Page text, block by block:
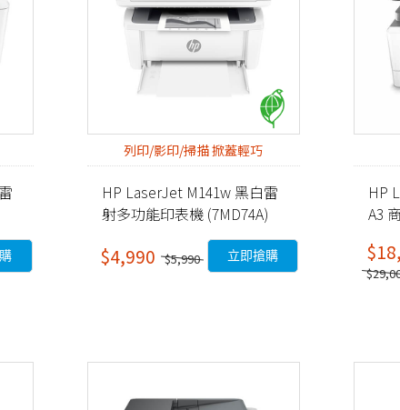
其他附加功能
列印/影印/掃描 掀蓋輕巧
HP LaserJet M141w 黑白雷
射多功能印表機 (7MD74A)
$4,990 $5,990 立即搶購
HP
A3